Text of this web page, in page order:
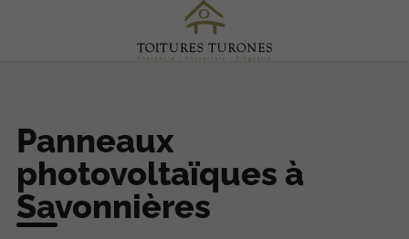
Panneaux
photovoltaïques à
Savonnières